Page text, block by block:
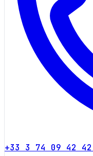
+33 3 74 09 42 42